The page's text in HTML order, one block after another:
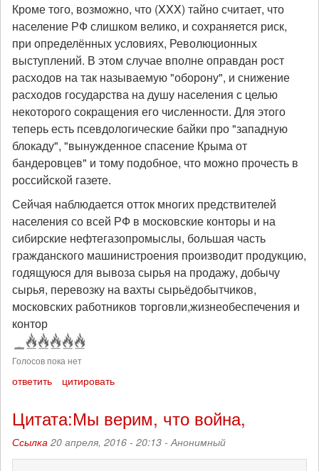
Кроме того, возможно, что (XXX) тайно считает, что
население РФ слишком велико, и сохраняется риск,
при определённых условиях, Революционных
выступлений. В этом случае вполне оправдан рост
расходов на так называемую "оборону", и снижение
расходов государства на душу населения с целью
некоторого сокращения его численности. Для этого
теперь есть псевдологические байки про "западную
блокаду", "вынужденное спасение Крыма от
бандеровцев" и тому подобное, что можно прочесть в
российской газете.
Сейчая наблюдается отток многих предствителей
населения со всей РФ в московские конторы и на
сибирские нефтегазопромыслы, большая часть
гражданского машинистроения производит продукцию,
годящуюся для вывоза сырья на продажу, добычу
сырья, перевозку на вахты сырьёдобытчиков,
московских работников торговли,жизнеобеспечения и
контор
Голосов пока нет
ответить цитировать
Цитата:Мы верим, что война,
Ссылка 20 апреля, 2016 - 20:13 -Анонимный